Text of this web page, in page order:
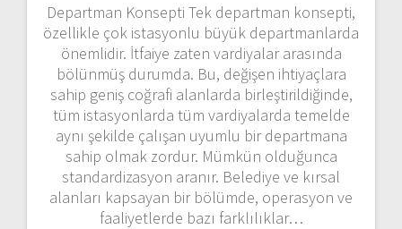
Departman Konsepti Tek departman konsepti,
özellikle çok istasyonlu büyük departmanlarda
önemlidir. İtfaiye zaten vardiyalar arasında
bölünmüş durumda. Bu, değişen ihtiyaçlara
sahip geniş coğrafi alanlarda birleştirildiğinde,
tüm istasyonlarda tüm vardiyalarda temelde
aynı şekilde çalışan uyumlu bir departmana
sahip olmak zordur. Mümkün olduğunca
standardizasyon aranır. Belediye ve kırsal
alanları kapsayan bir bölümde, operasyon ve
faaliyetlerde bazı farklılıklar…